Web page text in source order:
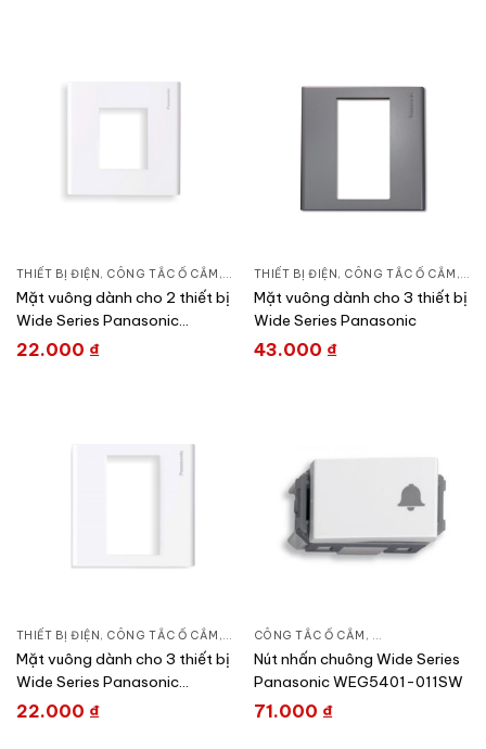
THIẾT BỊ ĐIỆN, CÔNG TẮC Ổ CẮM , DÒNG WIDE SERIES
Mặt vuông dành cho 2 thiết bị
Wide Series Panasonic
WEB7812SW
22.000 ₫
THIẾT BỊ ĐIỆN, CÔNG TẮC Ổ CẮM ,
Mặt vuông dành cho 3 thiết bị
Wide Series Panasonic
43.000 ₫
THIẾT BỊ ĐIỆN , CÔNG TẮC Ổ CẮM , DÒNG WIDE SERIES
Mặt vuông dành cho 3 thiết bị
Wide Series Panasonic
WEB7813SW
22.000 ₫
CÔNG TẮC Ổ CẮM , DÒNG WIDE
Nút nhấn chuông Wide Series
Panasonic WEG5401-011SW
71.000 ₫